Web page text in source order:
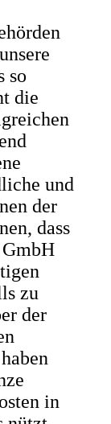
so
die
und
der
dass
zu
der
in